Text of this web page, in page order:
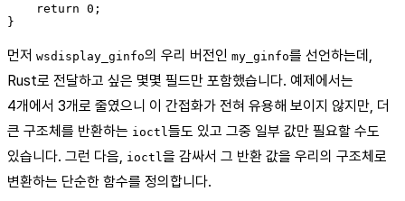
    return 0;
먼저 wsdisplay_ginfo의 우리 버전인 my_ginfo를 선언하는데,
Rust로 전달하고 싶은 몇몇 필드만 포함했습니다. 예제에서는
4개에서 3개로 줄였으니 이 간접화가 전혀 유용해 보이지 않지만, 더
큰 구조체를 반환하는 ioctl 들도 있고 그중 일부 값만 필요할 수도
있습니다. 그런 다음, ioctl 을 감싸서 그 반환 값을 우리의 구조체로
변환하는 단순한 함수를 정의합니다.